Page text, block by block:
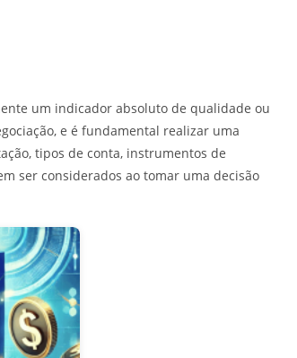
um indicador absoluto de qualidade ou
e é fundamental realizar uma
tipos de conta, instrumentos de
ser considerados ao tomar uma decisão